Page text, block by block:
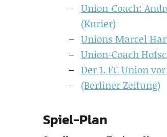
Union-Coach:
(Kurier)
Unions Marcel
Union-Coach
Der 1. FC Union
(Berliner Zeitung)
Spiel-Plan